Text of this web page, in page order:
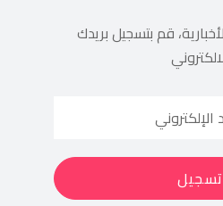
قم بتسجيل بريدك